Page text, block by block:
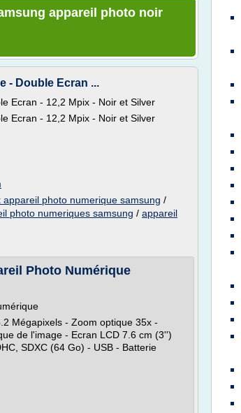
appareil photo noir
- Double Ecran ...
Ecran - 12,2 Mpix - Noir et Silver
Ecran - 12,2 Mpix - Noir et Silver
appareil photo numerique samsung /
photo numeriques samsung / appareil
Photo Numérique
Mégapixels - Zoom optique 35x -
de l'image - Ecran LCD 7.6 cm (3'')
SDXC (64 Go) - USB - Batterie